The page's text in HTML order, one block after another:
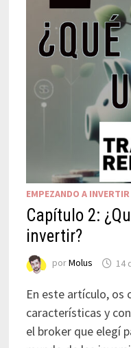
EMPEZANDO A INVERTIR
Capítulo 2:
invertir?
porMolus 14
En este artículo, os
características y
el broker que elegí